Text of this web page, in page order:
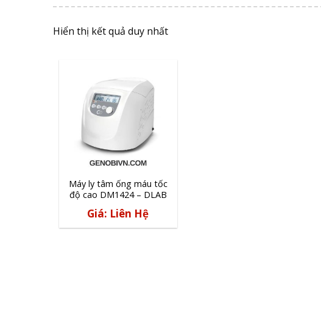
Hiển thị kết quả duy nhất
Máy ly tâm ống máu tốc
độ cao DM1424 – DLAB
Giá: Liên Hệ